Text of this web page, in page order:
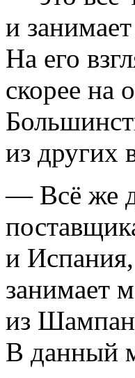
и
На его
скорее на
из других
— Всё же
и
занимает
из
В данный